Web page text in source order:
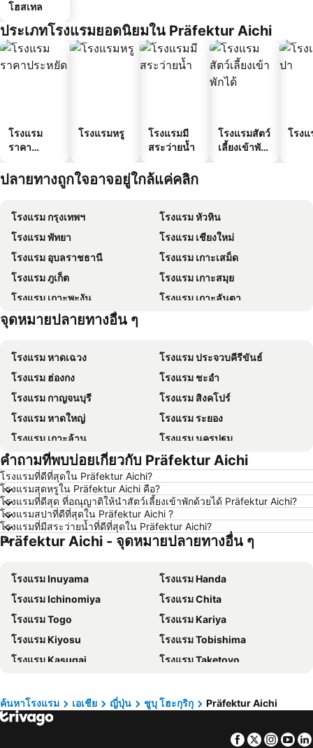
โฮสเทล
ประเภทโรงแรมยอดนิยมใน Präfektur Aichi
โรงแรม
ราคา
โรงแรมหรู
โรงแรมมี
สระว่ายน้ำ
โรงแรมสัตว์
เลี้ยงเข้าพัก
โรง
ปลายทางถูกใจอาจอยู่ใกล้แค่คลิก
โรงแรม กรุงเทพฯ
โรงแรม หัวหิน
โรงแรม พัทยา
โรงแรม เชียงใหม่
โรงแรม อุบลราชธานี
โรงแรม เกาะเสม็ด
โรงแรม ภูเก็ต
โรงแรม เกาะสมุย
โรงแรม เกาะพะงัน
โรงแรม เกาะลันตา
โรงแรม เกาะหลีเป๊ะ
จุดหมายปลายทางอื่น ๆ
โรงแรม หาดเฉวง
โรงแรม ประจวบคีรีขันธ์
โรงแรม ฮ่องกง
โรงแรม ชะอำ
โรงแรม กาญจนบุรี
โรงแรม สิงคโปร์
โรงแรม หาดใหญ่
โรงแรม ระยอง
โรงแรม เกาะล้าน
โรงแรม นครปฐม
โรงแรม นครราชสีมา
โรงแรม ซินยี่
โรงแรม เขาหลัก
โรงแรม อุดรธานี
โรงแรม ศรีราชา
โรงแรม กระบี่
โรงแรม นครนายก
โรงแรม นครพนม
โรงแรม ฮ่องกง
โรงแรม เกาะเต่า
โรงแรม มัลดีฟส์
โรงแรม ภาคตะวันออกเฉียงเหนือ
โรงแรม มาเก๊า
โรงแรม บาหลี
โรงแรม เกาะลังกาวี
โรงแรม ปีนัง
โรงแรม บาห์เรน
โรงแรม จอร์เจีย
โรงแรม ลาว
โรงแรม ซาโมส
โรงแรม เกาะช้าง
โรงแรม เขตเมืองหลวงบรัสเซลส์
คำถามที่พบบ่อยเกี่ยวกับ Präfektur Aichi
โรงแรมที่ดีที่สุดใน Präfektur Aichi?
โรงแรมสุดหรูใน Präfektur Aichi คือ?
โรงแรมที่ดีสุด ที่อณุญาติให้นำสัตว์เลี้ยงเข้าพักด้วยได้ Präfektur Aichi?
โรงแรมสปาที่ดีที่สุดใน Präfektur Aichi ?
โรงแรมที่มีสระว่ายน้ำที่ดีที่สุดใน Präfektur Aichi?
Präfektur Aichi - จุดหมายปลายทางอื่น ๆ
โรงแรม Inuyama
โรงแรม Handa
โรงแรม Ichinomiya
โรงแรม Chita
โรงแรม Togo
โรงแรม Kariya
โรงแรม Kiyosu
โรงแรม Tobishima
โรงแรม Kasugai
โรงแรม Taketoyo
ค้นหาโรงแรม
เอเชีย ญี่ปุ่น ชูบุ โฮะกุริกุ Präfektur Aichi
Facebook
Twitter